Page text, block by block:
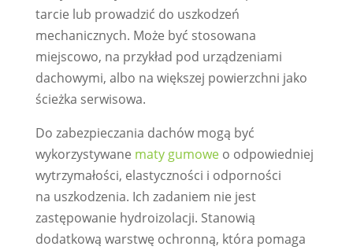
tarcie lub prowadzić do uszkodzeń
mechanicznych. Może być stosowana
miejscowo, na przykład pod urządzeniami
dachowymi, albo na większej powierzchni jako
ścieżka serwisowa.
Do zabezpieczania dachów mogą być
wykorzystywane maty gumoweo odpowiedniej
wytrzymałości, elastyczności i odporności
na uszkodzenia. Ich zadaniem nie jest
zastępowanie hydroizolacji. Stanowią
dodatkową warstwę ochronną, która pomaga